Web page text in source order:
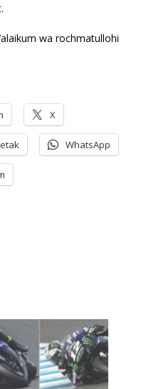
wa rochmatullohi
X
WhatsApp